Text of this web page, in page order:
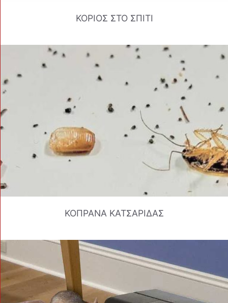
ΚΟΡΙΟΣ ΣΤΟ ΣΠΙΤΙ
ΚΟΠΡΑΝΑ ΚΑΤΣΑΡΙΔΑΣ